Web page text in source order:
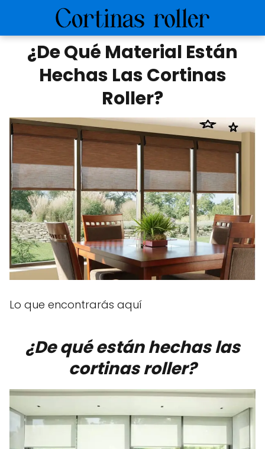
¿De Qué Material Están
Hechas Las Cortinas
Roller?
Lo que encontrarás aquí
¿De qué están hechas las
cortinas roller?